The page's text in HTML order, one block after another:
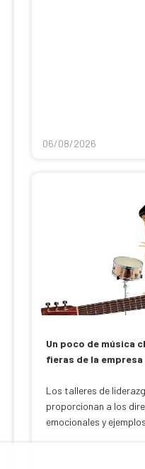
06/08/2026
Un poco de música
fieras de la empresa
Los talleres de
proporcionan a los
emocionales y